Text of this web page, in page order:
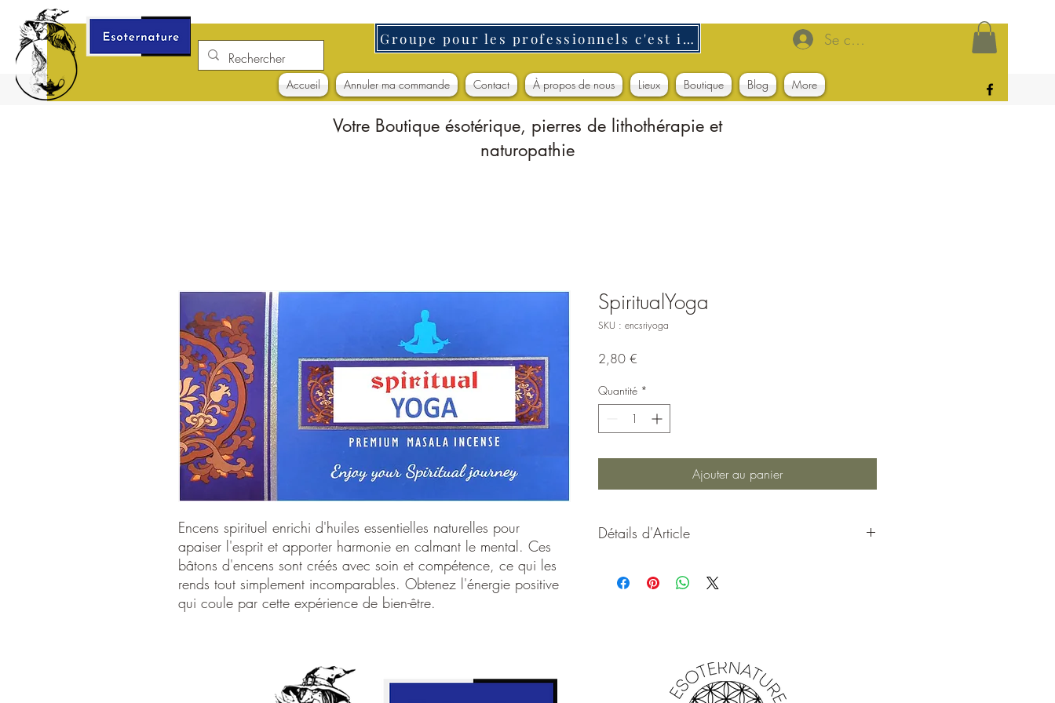
Se connecter
Accueil Annuler ma commande Contact À propos de nous Lieux Boutique Blog More
Groupe pour les professionnels c'est ici
Votre Boutique ésotérique, pierres de lithothérapie et
naturopathie
Encens spirituel enrichi d'huiles essentielles naturelles pour
apaiser l'esprit et apporter harmonie en calmant le mental. Ces
bâtons d'encens sont créés avec soin et compétence, ce qui les
rends tout simplement incomparables. Obtenez l'énergie positive
qui coule par cette expérience de bien-être.
SpiritualYoga
SKU : encsriyoga
2,80 €
Quantité *
Ajouter au panier
Détails d'Article
apaiser l'esprit et apporter harmonie en calmant le mental. .
mélange de Ghee (Beurre clarifié), d'herbes, de poudre de
bois (Margousier), de résines végétales, de miel et d'huiles
essentielles naturelles.